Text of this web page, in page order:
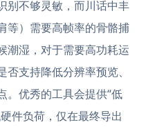
别不够灵敏，而川话中丰
等）需要高帧率的骨骼捕
潮湿，对于需要高功耗运
支持降低分辨率预览、
。优秀的工具会提供“低
件负荷，仅在最终导出